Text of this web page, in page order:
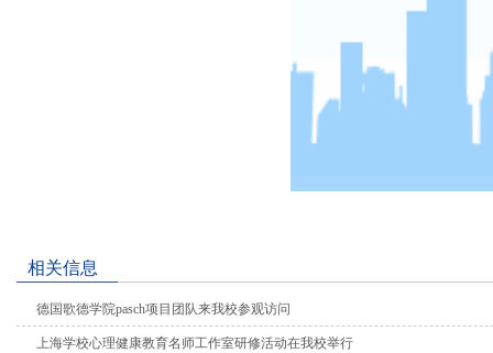
相关信息
德国歌德学院pasch项目团队来我校参观访问
上海学校心理健康教育名师工作室研修活动在我校举行